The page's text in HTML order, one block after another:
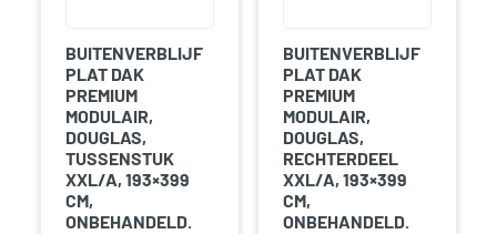
BUITENVERBLIJF
PLAT DAK
PREMIUM
MODULAIR,
DOUGLAS,
TUSSENSTUK
XXL/A, 193×399
CM,
ONBEHANDELD.
BUITENVERBLIJF
PLAT DAK
PREMIUM
MODULAIR,
DOUGLAS,
RECHTERDEEL
XXL/A, 193×399
CM,
ONBEHANDELD.